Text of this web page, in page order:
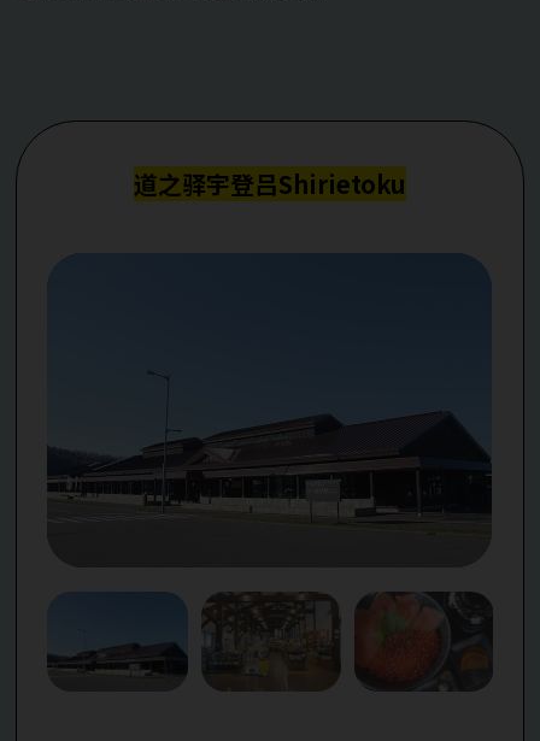
道之驿宇登吕Shirietoku